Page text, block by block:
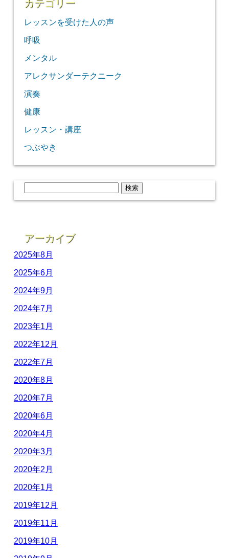
カテゴリー
レッスンを受けた人の声
呼吸
メンタル
アレクサンダーテクニーク
演奏
健康
レッスン・講座
つぶやき
索:
アーカイブ
2025年8月
2025年6月
2024年9月
2024年7月
2023年1月
2022年12月
2022年7月
2020年8月
2020年7月
2020年6月
2020年4月
2020年3月
2020年2月
2020年1月
2019年12月
2019年11月
2019年10月